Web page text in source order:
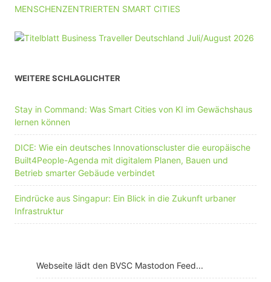
MENSCHENZENTRIERTEN SMART CITIES
WEITERE SCHLAGLICHTER
Stay in Command: Was Smart Cities von KI im Gewächshaus
lernen können
DICE: Wie ein deutsches Innovationscluster die europäische
Built4People-Agenda mit digitalem Planen, Bauen und
Betrieb smarter Gebäude verbindet
Eindrücke aus Singapur: Ein Blick in die Zukunft urbaner
Infrastruktur
Webseite lädt den BVSC Mastodon Feed...